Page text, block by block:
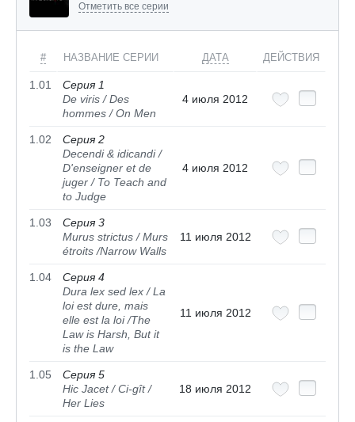
Отметить все серии
# НАЗВАНИЕ СЕРИИ ДАТА ДЕЙСТВИЯ
1.01
Серия 1
De viris / Des
hommes / On Men
4 июля 2012
1.02
Серия 2
Decendi & idicandi /
D'enseigner et de
juger / To Teach and
to Judge
4 июля 2012
1.03
Серия 3
Murus strictus / Murs
étroits /Narrow Walls
11 июля 2012
1.04
Серия 4
Dura lex sed lex / La
loi est dure, mais
elle est la loi /The
Law is Harsh, But it
is the Law
11 июля 2012
1.05
Серия 5
Hic Jacet / Ci-gît /
Her Lies
18 июля 2012